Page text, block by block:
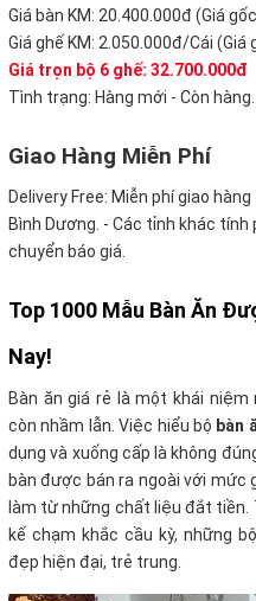
Giá bàn KM: 20.400.000đ (Giá
Giá ghế KM: 2.050.000đ/Cái (Giá
Giá trọn bộ 6 ghế: 32.700.000đ
Tình trạng: Hàng mới - Còn hàng.
Giao Hàng Miễn Phí
Delivery Free: Miễn phí giao
Bình Dương. - Các tỉnh khác tính
chuyển báo giá.
Top 1000 Mẫu Bàn Ăn
Nay!
Bàn ăn giá rẻ là một khái
còn nhầm lẫn. Việc hiểu bộ bàn
dụng và xuống cấp là không
bàn được bán ra ngoài với mức
làm từ những chất liệu đắt
kế chạm khắc cầu kỳ, những
đẹp hiện đại, trẻ trung.